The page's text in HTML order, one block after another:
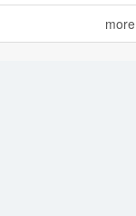
more